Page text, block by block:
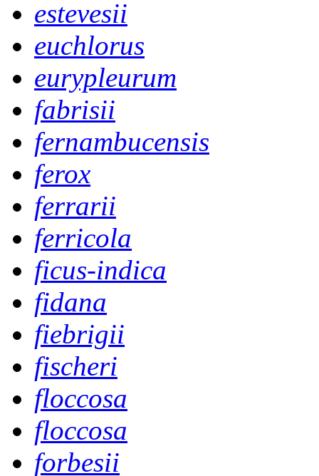
estevesii
euchlorus
eurypleurum
fabrisii
fernambucensis
ferox
ferrarii
ferricola
ficus-indica
fidana
fiebrigii
fischeri
floccosa
floccosa
forbesii